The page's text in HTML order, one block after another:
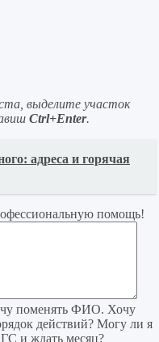
выделите участок
Ctrl+Enter.
адреса и горячая
помощь!
поменять ФИО. Хочу
действий? Могу ли я
и ждать месяц?